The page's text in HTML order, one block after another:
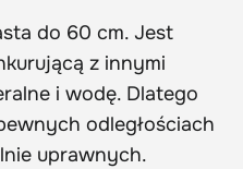
do 60 cm. Jest
z innymi
i wodę. Dlatego
odległościach
uprawnych.